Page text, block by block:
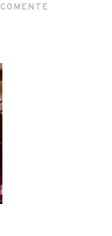
COMENTE